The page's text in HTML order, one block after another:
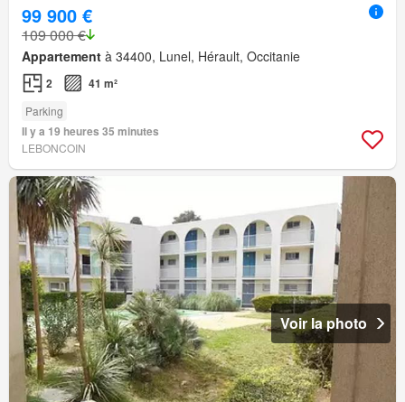
99 900 €
109 000 €
Appartement à 34400, Lunel, Hérault, Occitanie
2 41 m²
Parking
Il y a 19 heures 35 minutes
LEBONCOIN
Voir la photo